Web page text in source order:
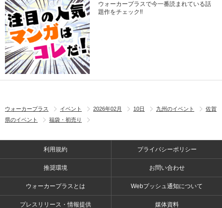
ウォーカープラスで今一番読まれている話
題作をチェック!!
ウォーカープラス イベント 2026年02月 10日 九州のイベント
佐賀
県のイベント
福袋・初売り
利用規約 プライバシーポリシー
推奨環境 お問い合わせ
ウォーカープラスとは Webプッシュ通知について
プレスリリース・情報提供 媒体資料